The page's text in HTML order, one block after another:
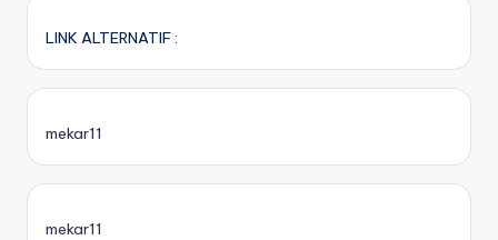
LINK ALTERNATIF :
mekar11
mekar11